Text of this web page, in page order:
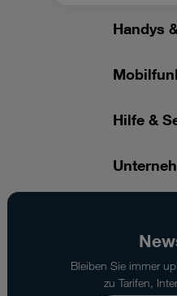
Handys
Hilfe &
Bleiben Sie immer
zu Tarifen,